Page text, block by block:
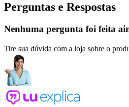
Perguntas e Respostas
Nenhuma pergunta foi feita
Tire sua dúvida com a loja sobre o